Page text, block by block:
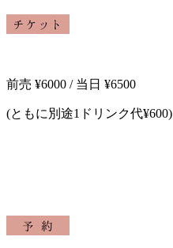
前売 ¥6000 / 当日 ¥6500
(ともに別途1 ドリンク代¥600)